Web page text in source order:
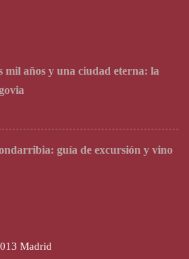
mil años y una ciudad eterna: la
guía de excursión y vino
Madrid